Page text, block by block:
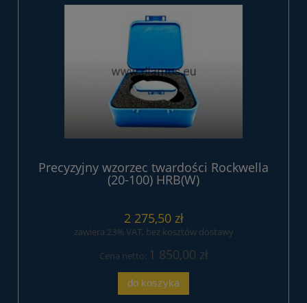
Precyzyjny wzorzec twardości Rockwella
(20-100) HRB(W)
2 275,50 zł
zawiera 23% VAT, bez kosztów dostawy
Cena netto: 1 850,00 zł
do koszyka